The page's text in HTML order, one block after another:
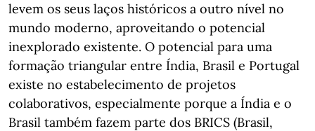
levem os seus laços históricos a outro nível no
mundo moderno, aproveitando o potencial
inexplorado existente. O potencial para uma
formação triangular entre Índia, Brasil e Portugal
existe no estabelecimento de projetos
colaborativos, especialmente porque a Índia e o
Brasil também fazem parte dos BRICS (Brasil,